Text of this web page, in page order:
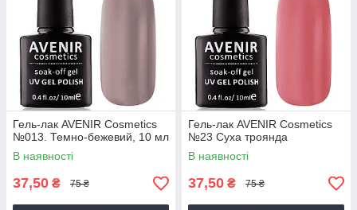
Гель-лак AVENIR Cosmetics
№013. Темно-бежевий, 10 мл
В наявності
37,50 ₴ 75 ₴
Гель-лак AVENIR Cosmetics
№23 Суха троянда
В наявності
37,50 ₴ 75 ₴